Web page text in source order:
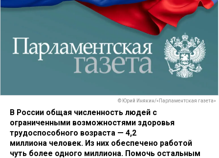
© Юрий Инякин/«Парламентская газета»
В России общая численность людей с
ограниченными возможностями здоровья
трудоспособного возраста — 4,2
миллиона человек. Из них обеспечено работой
чуть более одного миллиона. Помочь остальным